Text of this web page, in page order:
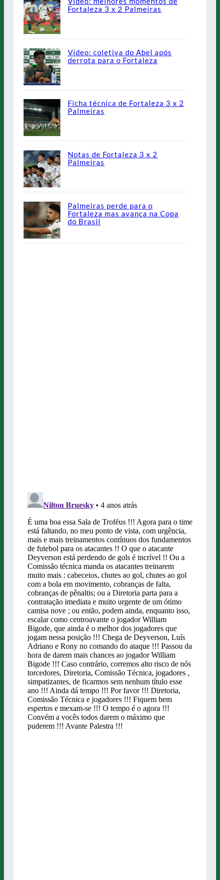
Fortaleza 3 x 2 Palmeiras
Vídeo: coletiva do Abel após
derrota para o Fortaleza
Ficha técnica de Fortaleza 3 x 2
Palmeiras
Notas de Fortaleza 3 x 2
Palmeiras
Palmeiras perde para o
Fortaleza mas avança na Copa
do Brasil